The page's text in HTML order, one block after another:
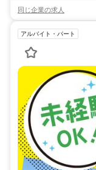
同じ企業の求人
アルバイト・パート